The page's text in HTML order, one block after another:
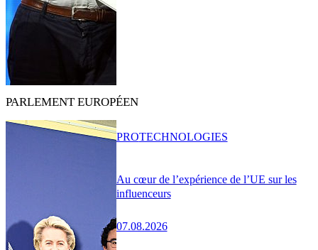
PARLEMENT EUROPÉEN
Au cœur de l’expérience de l’UE sur les
influenceurs
07.08.2026
PROTECHNOLOGIES